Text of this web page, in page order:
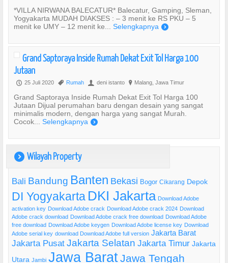
*VILLA NIRWANA BALECATUR* Balecatur, Gamping, Sleman,
Yogyakarta MUDAH DIAKSES : – 3 menit ke RS PKU – 5
menit ke UMY – 12 menit ke... Selengkapnya )
Grand Saptoraya Inside Rumah Dekat Exit Tol Harga 100
Jutaan
P 25 Juli 2020 , Rumah U deni istanto ? Malang, Jawa Timur
Grand Saptoraya Inside Rumah Dekat Exit Tol Harga 100
Jutaan Dijual perumahan baru dengan desain yang sangat
minimalis modern, dengan harga yang sangat Murah.
Cocok... Selengkapnya )
) Wilayah Property
Bali Bandung Banten Bekasi Bogor Cikarang Depok
DI Yogyakarta DKI Jakarta Download Adobe
activation key Download Adobe crack Download Adobe crack 2024 Download
Adobe crack download Download Adobe crack free download Download Adobe
free download Download Adobe keygen Download Adobe license key Download
Adobe serial key download Download Adobe full version Jakarta Barat
Jakarta Pusat Jakarta Selatan Jakarta Timur Jakarta
Utara Jambi Jawa BaratJawa Tengah